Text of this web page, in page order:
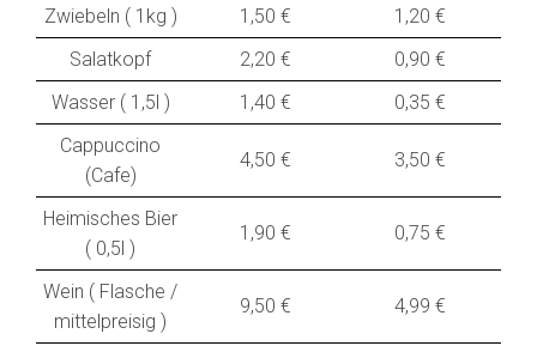
Zwiebeln ( 1kg ) 1,50 €
1,20 €
Salatkopf
2,20 €
0,90 €
Wasser ( 1,5l )
1,40 €
0,35 €
Cappuccino
(Cafe)
4,50 € 3,50 €
Heimisches Bier
( 0,5l )
1,90 € 0,75 €
Wein ( Flasche /
mittelpreisig )
9,50 € 4,99 €